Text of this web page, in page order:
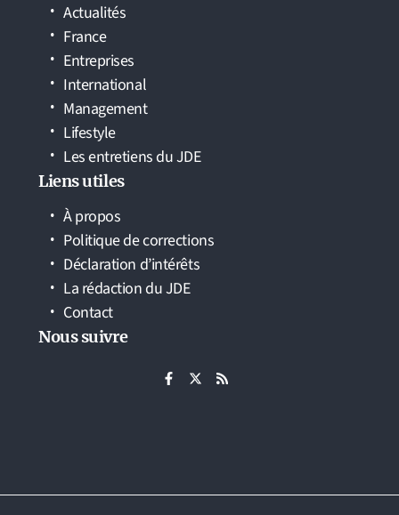
Actualités
France
Entreprises
International
Management
Lifestyle
Les entretiens du JDE
Liens utiles
À propos
Politique de corrections
Déclaration d’intérêts
La rédaction du JDE
Contact
Nous suivre